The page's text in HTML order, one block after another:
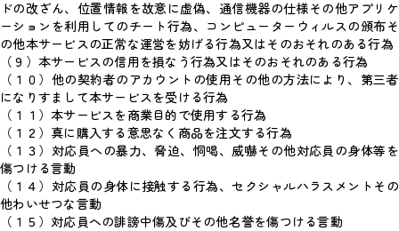
ドの改ざん、位置情報を故意に虚偽、通信機器の仕様その他アプリケ
ーションを利用してのチート行為、コンピューターウィルスの頒布そ
の他本サービスの正常な運営を妨げる行為又はそのおそれのある行為
（９）本サービスの信用を損なう行為又はそのおそれのある行為
（１０）他の契約者のアカウントの使用その他の方法により、第三者
になりすまして本サービスを受ける行為
（１１）本サービスを商業目的で使用する行為
（１２）真に購入する意思なく商品を注文する行為
（１３）対応員への暴力、脅迫、恫喝、威嚇その他対応員の身体等を
傷つける言動
（１４）対応員の身体に接触する行為、セクシャルハラスメントその
他わいせつな言動
（１５）対応員への誹謗中傷及びその他名誉を傷つける言動